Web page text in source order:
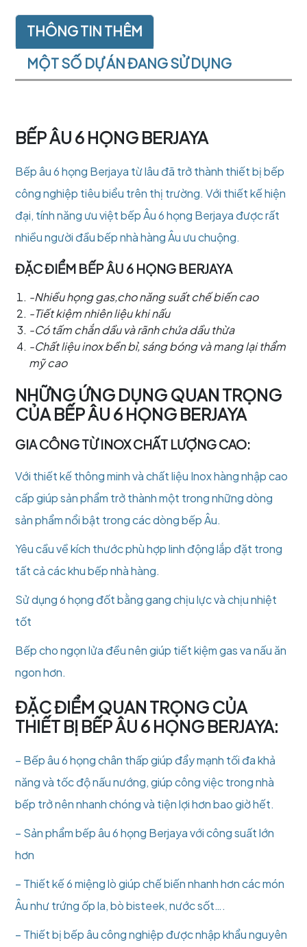
THÔNG TIN THÊM
MỘT SỐ DỰ ÁN ĐANG SỬ DỤNG
BẾP ÂU 6 HỌNG BERJAYA
Bếp âu 6 họng Berjaya từ lâu đã trở thành thiết bị bếp
công nghiệp tiêu biểu trên thị trường. Với thiết kế hiện
đại, tính năng ưu việt bếp Âu 6 họng Berjaya được rất
nhiều người đầu bếp nhà hàng Âu ưu chuộng.
ĐẶC ĐIỂM BẾP ÂU 6 HỌNG BERJAYA
-Nhiều họng gas,cho năng suất chế biến cao
-Tiết kiệm nhiên liệu khi nấu
-Có tấm chắn dầu và rãnh chứa dầu thừa
-Chất liệu inox bền bỉ, sáng bóng và mang lại thẩm
mỹ cao
NHỮNG ỨNG DỤNG QUAN TRỌNG
CỦA BẾP ÂU 6 HỌNG BERJAYA
GIA CÔNG TỪ INOX CHẤT LƯỢNG CAO:
Với thiết kế thông minh và chất liệu Inox hàng nhập cao
cấp giúp sản phẩm trở thành một trong những dòng
sản phẩm nổi bật trong các dòng bếp Âu.
Yêu cầu về kích thước phù hợp linh động lắp đặt trong
tất cả các khu bếp nhà hàng.
Sử dụng 6 họng đốt bằng gang chịu lực và chịu nhiệt
tốt
Bếp cho ngọn lửa đều nên giúp tiết kiệm gas va nấu ăn
ngon hơn.
ĐẶC ĐIỂM QUAN TRỌNG CỦA
THIẾT BỊ BẾP ÂU 6 HỌNG BERJAYA:
– Bếp âu 6 họng chân thấp giúp đẩy mạnh tối đa khả
năng và tốc độ nấu nướng, giúp công việc trong nhà
bếp trở nên nhanh chóng và tiện lợi hơn bao giờ hết.
– Sản phẩm bếp âu 6 họng Berjaya với công suất lớn
hơn
– Thiết kế 6 miệng lò giúp chế biến nhanh hơn các món
Âu như trứng ốp la, bò bisteek, nước sốt….
– Thiết bị bếp âu công nghiệp được nhập khẩu nguyên